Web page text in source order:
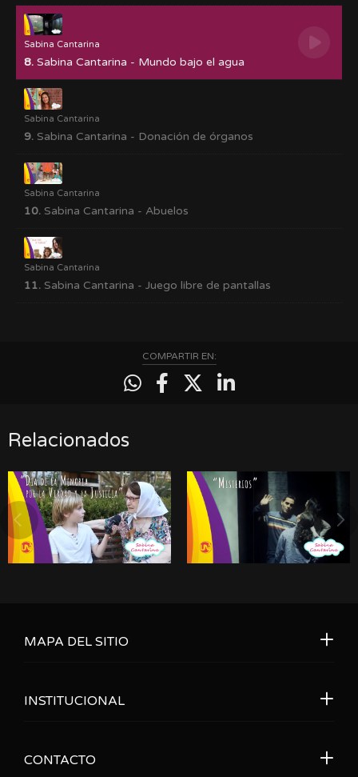
Sabina Cantarina
8. Sabina Cantarina - Mundo bajo el agua
Sabina Cantarina
9. Sabina Cantarina - Donación de órganos
Sabina Cantarina
10. Sabina Cantarina - Abuelos
Sabina Cantarina
11. Sabina Cantarina - Juego libre de pantallas
COMPARTIR EN:
Relacionados
MAPA DEL SITIO
INSTITUCIONAL
CONTACTO